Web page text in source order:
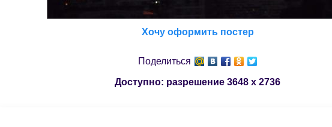
Хочу оформить постер
Поделиться
Доступно: разрешение 3648 x 2736